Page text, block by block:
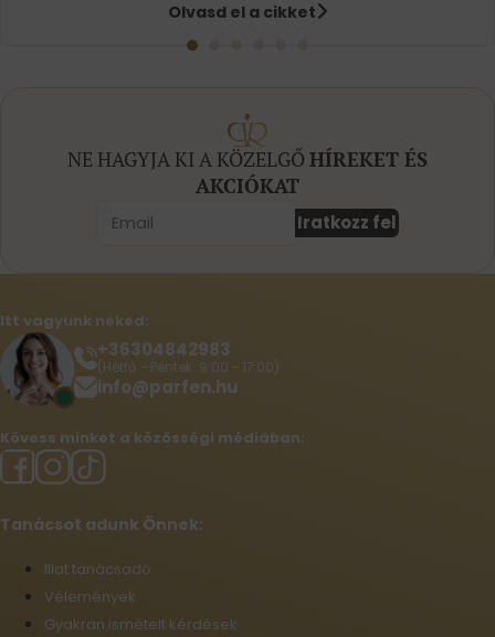
Olvasd el a cikket
NE HAGYJA KI A KÖZELGŐ HÍREKET ÉS
AKCIÓKAT
Iratkozz fel
Itt vagyunk neked:
+36304842983
(Hétfő - Péntek: 9:00 - 17:00)
info@parfen.hu
Kövess minket a közösségi médiában:
Tanácsot adunk Önnek:
Illat tanácsadó
Vélemények
Gyakran ismételt kérdések